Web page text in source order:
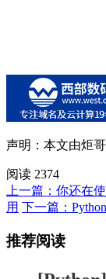
声明：本文由炬
阅读 2374
上一篇：你还在
用 下一篇：
推荐阅读